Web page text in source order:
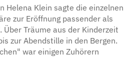
Helena Klein sagte die einzelnen
zur Eröffnung passender als
Träume aus der Kinderzeit
zur Abendstille in den Bergen.
war einigen Zuhörern